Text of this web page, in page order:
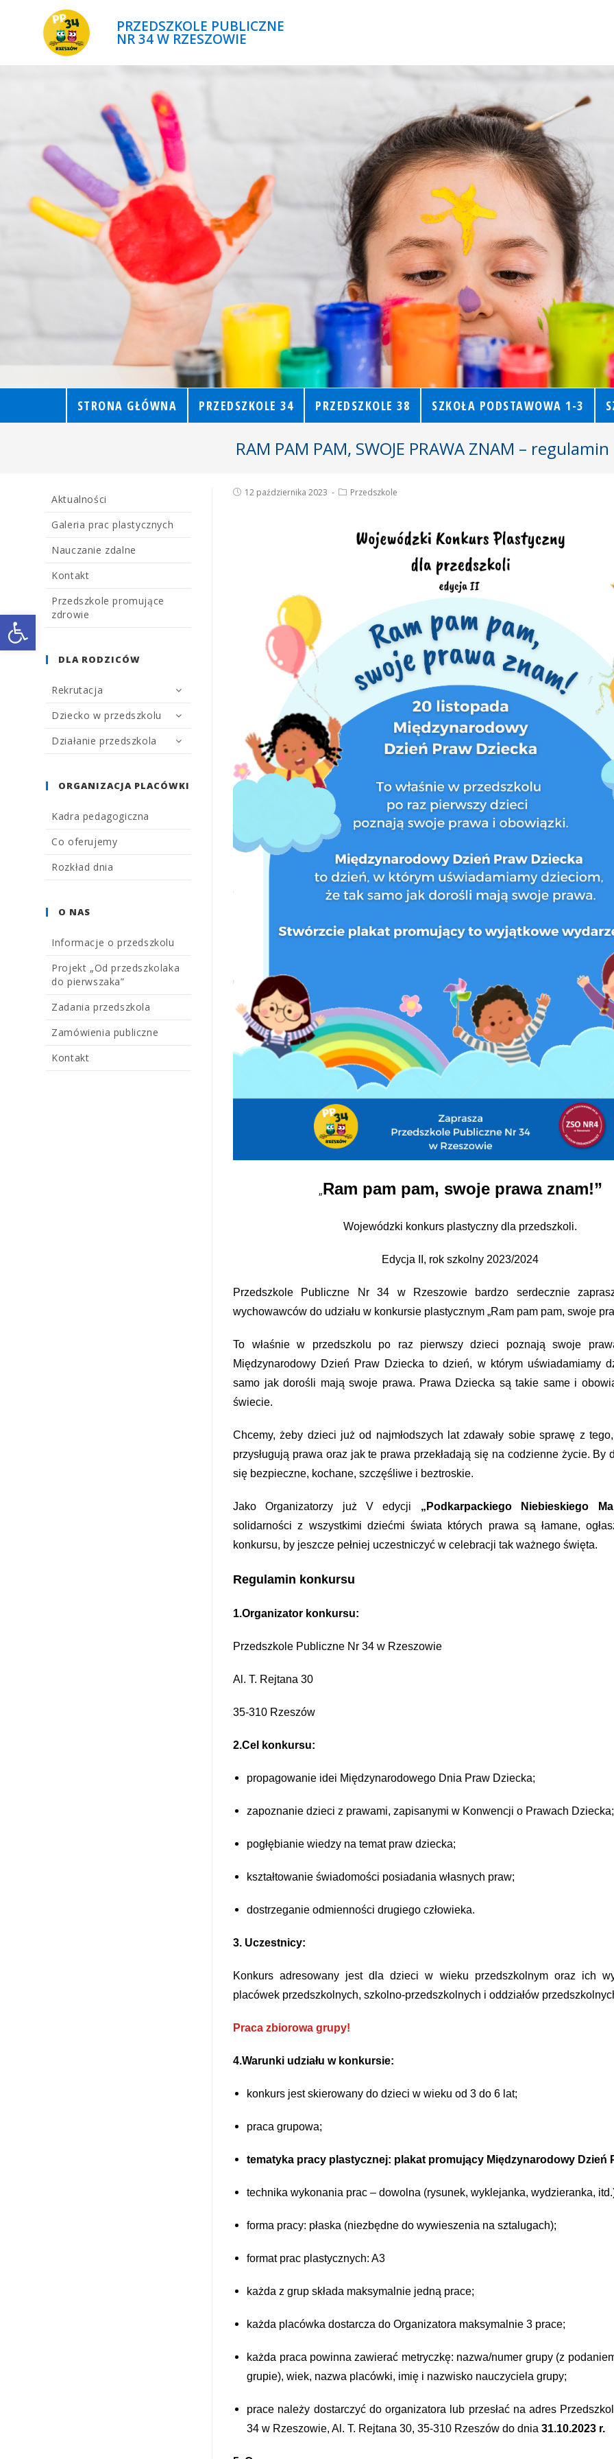
Open toolbar
PRZEDSZKOLE PUBLICZNE
NR 34 W RZESZOWIE
STRONA GŁÓWNA PRZEDSZKOLE 34 PRZEDSZKOLE 38 SZKOŁA PODSTAWOWA 1-3
RAM PAM PAM, SWOJE PRAWA ZNAM –
12 października 2023 Przedszkole
„Ram pam pam, swoje prawa znam!”
Wojewódzki konkurs plastyczny dla przedszkoli.
Edycja II, rok szkolny 2023/2024
Przedszkole Publiczne Nr 34 w Rzeszowie bardzo serdecznie
wychowawców do udziału w konkursie plastycznym „Ram pam pam, swoje
To właśnie w przedszkolu po raz pierwszy dzieci poznają swoje
Międzynarodowy Dzień Praw Dziecka to dzień, w którym uświadamiamy
samo jak dorośli mają swoje prawa. Prawa Dziecka są takie same i
świecie.
Chcemy, żeby dzieci już od najmłodszych lat zdawały sobie sprawę z
przysługują prawa oraz jak te prawa przekładają się na codzienne życie. By
się bezpieczne, kochane, szczęśliwe i beztroskie.
Jako Organizatorzy już V edycji „Podkarpackiego Niebieskiego
solidarności z wszystkimi dziećmi świata których prawa są łamane,
konkursu, by jeszcze pełniej uczestniczyć w celebracji tak ważnego święta.
Regulamin konkursu
1.Organizator konkursu:
Przedszkole Publiczne Nr 34 w Rzeszowie
Al. T. Rejtana 30
35-310 Rzeszów
2.Cel konkursu:
propagowanie idei Międzynarodowego Dnia Praw Dziecka;
zapoznanie dzieci z prawami, zapisanymi w Konwencji o Prawach Dziecka;
pogłębianie wiedzy na temat praw dziecka;
kształtowanie świadomości posiadania własnych praw;
dostrzeganie odmienności drugiego człowieka.
3. Uczestnicy:
Konkurs adresowany jest dla dzieci w wieku przedszkolnym oraz ich
placówek przedszkolnych, szkolno-przedszkolnych i oddziałów
Praca zbiorowa grupy!
4.Warunki udziału w konkursie:
konkurs jest skierowany do dzieci w wieku od 3 do 6 lat;
praca grupowa;
tematyka pracy plastycznej: plakat promujący Międzynarodowy Dzień
technika wykonania prac – dowolna (rysunek, wyklejanka, wydzieranka,
forma pracy: płaska (niezbędne do wywieszenia na sztalugach);
format prac plastycznych: A3
każda z grup składa maksymalnie jedną prace;
każda placówka dostarcza do Organizatora maksymalnie 3 prace;
każda praca powinna zawierać metryczkę: nazwa/numer grupy (z
grupie), wiek, nazwa placówki, imię i nazwisko nauczyciela grupy;
prace należy dostarczyć do organizatora lub przesłać na adres
34 w Rzeszowie, Al. T. Rejtana 30, 35-310 Rzeszów do dnia31.10.2023 r.
Aktualności
Galeria prac plastycznych
Nauczanie zdalne
Kontakt
Przedszkole promujące
zdrowie
DLA RODZICÓW
Rekrutacja
Dziecko w przedszkolu
Działanie przedszkola
ORGANIZACJA PLACÓWKI
Kadra pedagogiczna
Co oferujemy
Rozkład dnia
O NAS
Informacje o przedszkolu
Projekt „Od przedszkolaka
do pierwszaka”
Zadania przedszkola
Zamówienia publiczne
Kontakt